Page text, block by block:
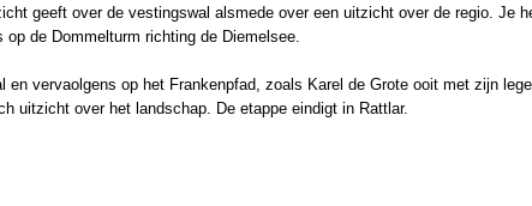
geeft over de vestingswal alsmede over een uitzicht over de regio. Je
de Dommelturm richting de Diemelsee.
en vervaolgens op het Frankenpfad, zoals Karel de Grote ooit met zijn
uitzicht over het landschap. De etappe eindigt in Rattlar.